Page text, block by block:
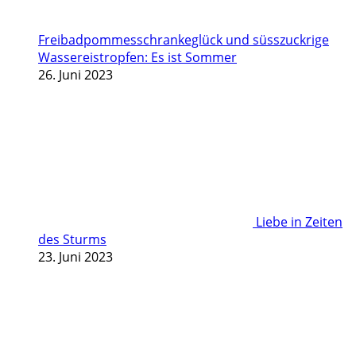
Freibadpommesschrankeglück und süsszuckrige
Wassereistropfen: Es ist Sommer
26. Juni 2023
Liebe in Zeiten
des Sturms
23. Juni 2023